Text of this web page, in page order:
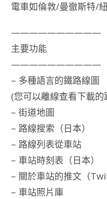
電車如倫敦/曼徹斯特/
——————————
主要功能
——————————
– 多種語言的鐵路線圖
(您可以離線查看下載的
– 街道地圖
– 路線搜索（日本）
– 路線列表從車站
– 車站時刻表（日本）
– 關於車站的推文（
– 車站照片庫